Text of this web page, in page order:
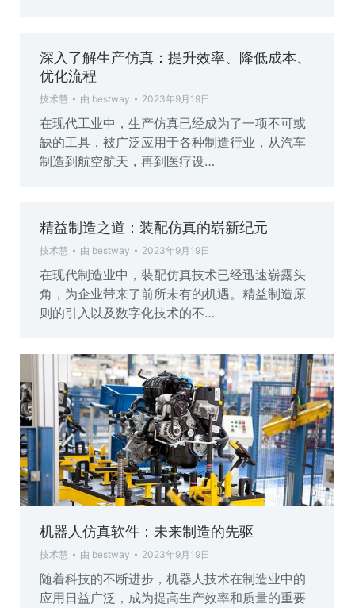
深入了解生产仿真：提升效率、降低成本、
优化流程
技术慧 由 bestway 2023年9月19日
在现代工业中，生产仿真已经成为了一项不可或
缺的工具，被广泛应用于各种制造行业，从汽车
制造到航空航天，再到医疗设…
精益制造之道：装配仿真的崭新纪元
技术慧 由 bestway 2023年9月19日
在现代制造业中，装配仿真技术已经迅速崭露头
角，为企业带来了前所未有的机遇。精益制造原
则的引入以及数字化技术的不…
机器人仿真软件：未来制造的先驱
技术慧 由 bestway 2023年9月19日
随着科技的不断进步，机器人技术在制造业中的
应用日益广泛，成为提高生产效率和质量的重要